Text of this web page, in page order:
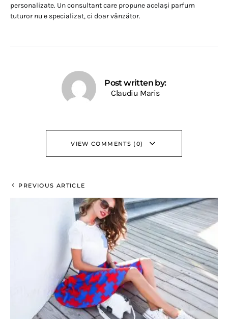
personalizate. Un consultant care propune același parfum
tuturor nu e specializat, ci doar vânzător.
Post written by:
Claudiu Maris
VIEW COMMENTS (0)
PREVIOUS ARTICLE